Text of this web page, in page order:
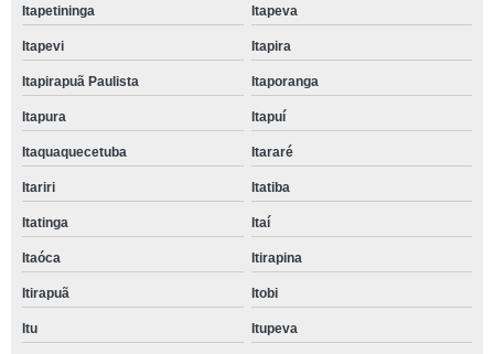
Itapetininga Itapeva
Itapevi Itapira
Itapirapuã Paulista Itaporanga
Itapura Itapuí
Itaquaquecetuba Itararé
Itariri Itatiba
Itatinga Itaí
Itaóca Itirapina
Itirapuã Itobi
Itu Itupeva